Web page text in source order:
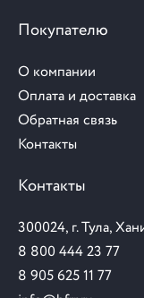
Покупателю
О компании
Оплата и доставка
Обратная связь
Контакты
Контакты
300024, г. Тула,
8 800 444 23 77
8 905 625 11 77